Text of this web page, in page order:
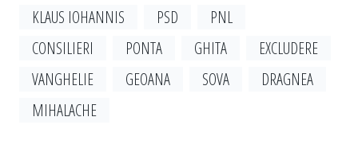
KLAUS IOHANNIS PSD
PNL
CONSILIERI
PONTA GHITA
EXCLUDERE
VANGHELIE
GEOANA SOVA
DRAGNEA
MIHALACHE